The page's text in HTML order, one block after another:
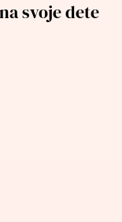
svoje dete